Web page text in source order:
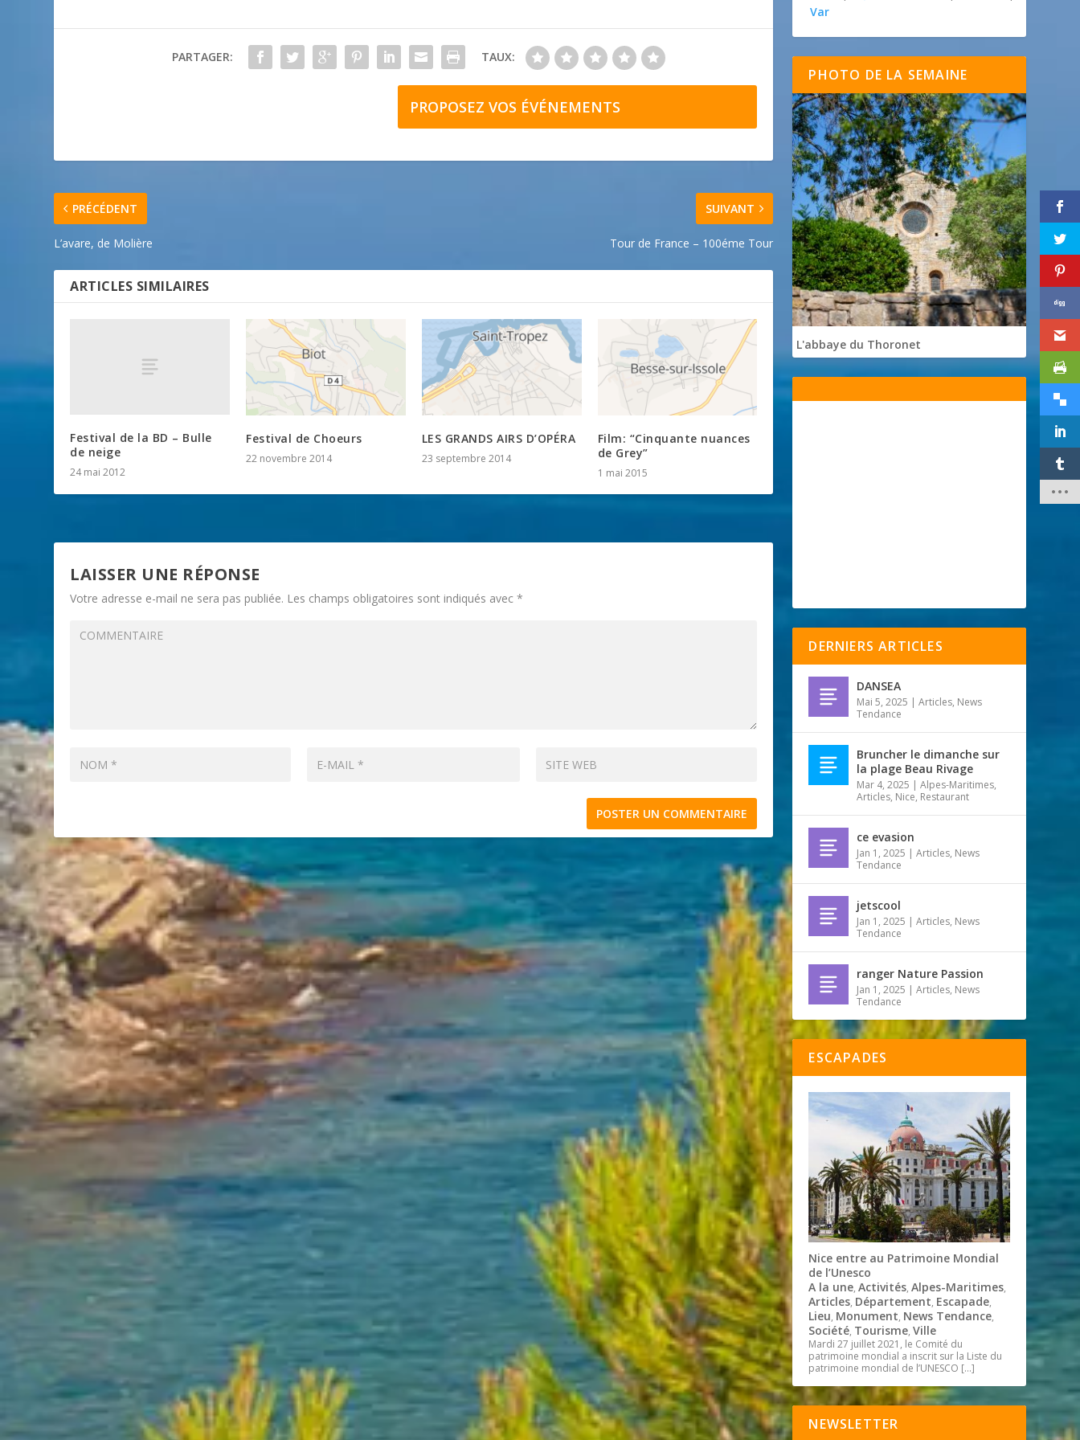
PARTAGER: TAUX:
PROPOSEZ VOS ÉVÉNEMENTS
PRÉCÉDENT
L’avare, de Molière
SUIVANT
Tour de France – 100éme Tour
ARTICLES SIMILAIRES
Festival de la BD – Bulle
de neige
24 mai 2012
Festival de Choeurs
22 novembre 2014
LES GRANDS AIRS D’OPÉRA
23 septembre 2014
Film: “Cinquante nuances
de Grey”
1 mai 2015
LAISSER UNE RÉPONSE
Votre adresse e-mail ne sera pas publiée. Les champs obligatoires sont indiqués avec*
Var
PHOTO DE LA SEMAINE
L'abbaye du Thoronet
DERNIERS ARTICLES
DANSEA
Mai 5, 2025 |Articles, News
Tendance
Bruncher le dimanche sur
la plage Beau Rivage
Mar 4, 2025 |Alpes-Maritimes,
Articles, Nice, Restaurant
ce evasion
Jan 1, 2025 |Articles, News
Tendance
jetscool
Jan 1, 2025 |Articles, News
Tendance
ranger Nature Passion
Jan 1, 2025 |Articles, News
Tendance
ESCAPADES
Nice entre au Patrimoine Mondial
de l’Unesco
A la une,Activités,Alpes-Maritimes,
Articles, Département, Escapade,
Lieu, Monument, News Tendance,
Société, Tourisme,Ville
Mardi 27 juillet 2021, le Comité du
patrimoine mondial a inscrit sur la Liste du
patrimoine mondial de l’UNESCO […]
NEWSLETTER